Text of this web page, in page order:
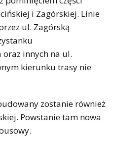
i Zagórskiej. Linie
ul. Zagórską
oraz innych na ul.
kierunku trasy nie
zostanie również
Powstanie tam nowa